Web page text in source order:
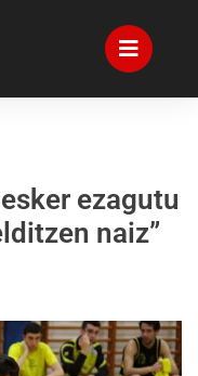
ezagutu
naiz”